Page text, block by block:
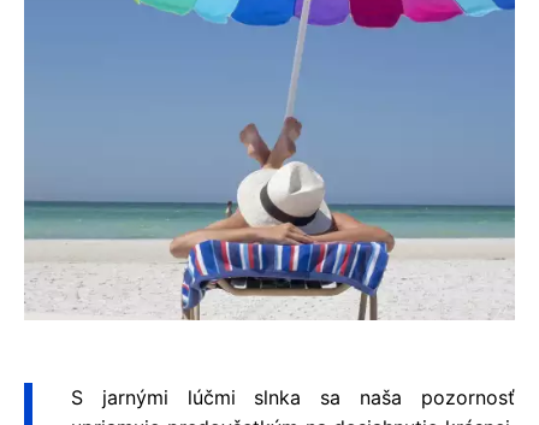
S jarnými lúčmi slnka sa naša pozornosť